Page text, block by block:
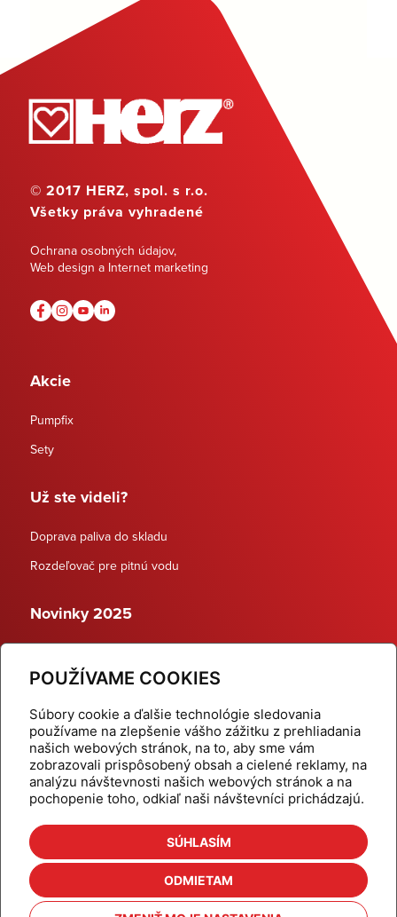
POUŽÍVAME COOKIES
Súbory cookie a ďalšie technológie sledovania
používame na zlepšenie vášho zážitku z prehliadania
našich webových stránok, na to, aby sme vám
zobrazovali prispôsobený obsah a cielené reklamy, na
analýzu návštevnosti našich webových stránok a na
pochopenie toho, odkiaľ naši návštevníci prichádzajú.
SÚHLASÍM
ODMIETAM
© 2017 HERZ, spol. s r.o.
Všetky práva vyhradené
Ochrana osobných údajov,
Web design a Internet marketing
Akcie
Pumpfix
Sety
Už ste videli?
Doprava paliva do skladu
Rozdeľovač pre pitnú vodu
Novinky 2025
Dynamické termostatické ventily
Domov
Produkty
Aktuality
Odber šikovné tipy
Kalkulačky
Cenníky
Na stiahnutie
Referencie
Kontakt